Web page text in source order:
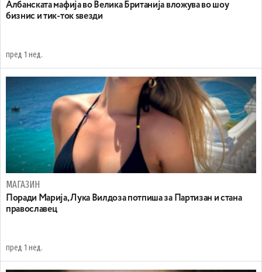
Aлбанската мафија во Велика Британија вложува во шоу
бизнис и тик-ток ѕвезди
пред 1 нед.
МАГАЗИН
Поради Марија, Лука Вилдоза потпиша за Партизан и стана
православец
пред 1 нед.